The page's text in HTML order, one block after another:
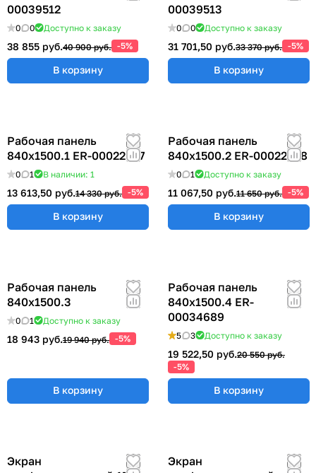
00039512
0 0 Доступно к заказу
38 855 руб.40 900 руб. -5%
В корзину
00039513
0 0 Доступно к заказу
31 701,50 руб.33 370 руб. -5%
В корзину
Рабочая панель
840х1500.1 ER-00022377
0 1 В наличии: 1
13 613,50 руб.14 330 руб. -5%
В корзину
Рабочая панель
840х1500.2 ER-00022378
0 1 Доступно к заказу
11 067,50 руб.11 650 руб. -5%
В корзину
Рабочая панель
840х1500.3
0 1 Доступно к заказу
18 943 руб.19 940 руб. -5%
В корзину
Рабочая панель
840х1500.4 ER-
00034689
5 3 Доступно к заказу
19 522,50 руб.20 550 руб.
-5%
В корзину
Экран
Экран